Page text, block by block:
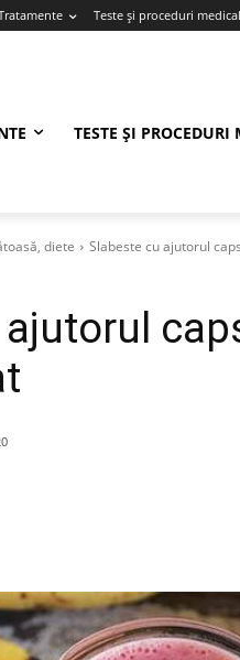
Teste și proceduri
TESTE ȘI PROCEDURI
diete Slabeste cu ajutorul